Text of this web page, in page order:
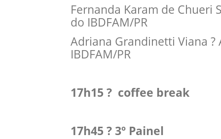
Fernanda Karam de Chueri
do IBDFAM/PR
Adriana Grandinetti Viana
IBDFAM/PR
17h15 ? coffee break
17h45 ? 3º Painel